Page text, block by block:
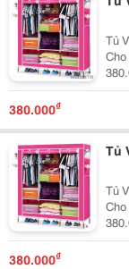
Tủ
380.000₫
Tủ
Tủ
380.000₫